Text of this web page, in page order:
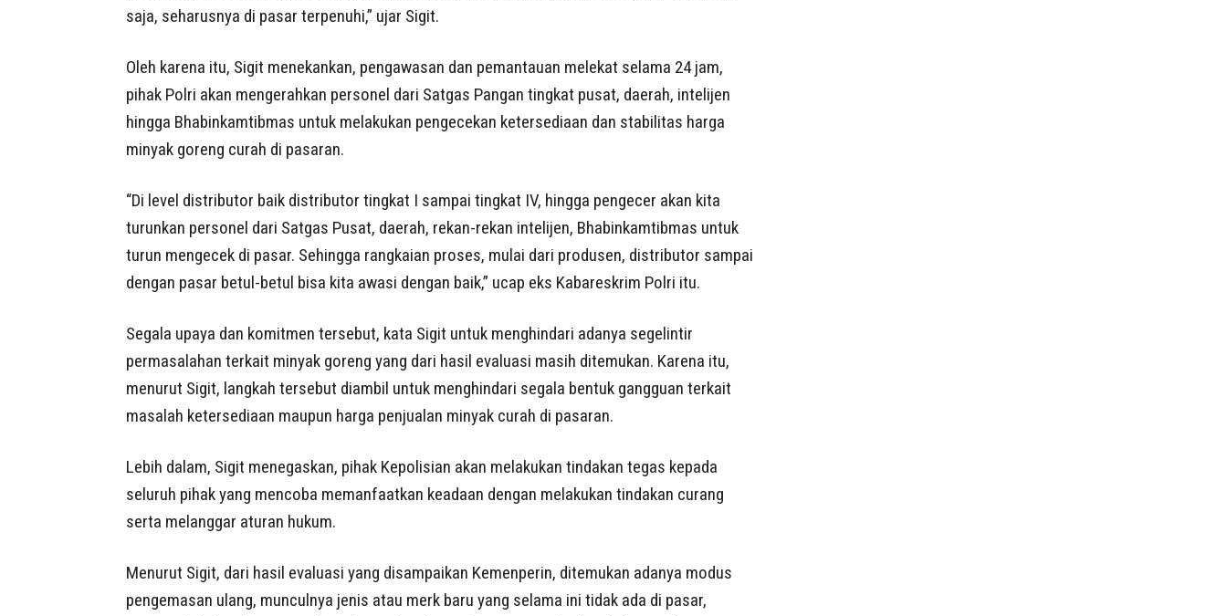
saja, seharusnya di pasar terpenuhi,” ujar Sigit.
Oleh karena itu, Sigit menekankan, pengawasan dan pemantauan melekat selama 24 jam,
pihak Polri akan mengerahkan personel dari Satgas Pangan tingkat pusat, daerah, intelijen
hingga Bhabinkamtibmas untuk melakukan pengecekan ketersediaan dan stabilitas harga
minyak goreng curah di pasaran.
“Di level distributor baik distributor tingkat I sampai tingkat IV, hingga pengecer akan kita
turunkan personel dari Satgas Pusat, daerah, rekan-rekan intelijen, Bhabinkamtibmas untuk
turun mengecek di pasar. Sehingga rangkaian proses, mulai dari produsen, distributor sampai
dengan pasar betul-betul bisa kita awasi dengan baik,” ucap eks Kabareskrim Polri itu.
Segala upaya dan komitmen tersebut, kata Sigit untuk menghindari adanya segelintir
permasalahan terkait minyak goreng yang dari hasil evaluasi masih ditemukan. Karena itu,
menurut Sigit, langkah tersebut diambil untuk menghindari segala bentuk gangguan terkait
masalah ketersediaan maupun harga penjualan minyak curah di pasaran.
Lebih dalam, Sigit menegaskan, pihak Kepolisian akan melakukan tindakan tegas kepada
seluruh pihak yang mencoba memanfaatkan keadaan dengan melakukan tindakan curang
serta melanggar aturan hukum.
Menurut Sigit, dari hasil evaluasi yang disampaikan Kemenperin, ditemukan adanya modus
pengemasan ulang, munculnya jenis atau merk baru yang selama ini tidak ada di pasar,